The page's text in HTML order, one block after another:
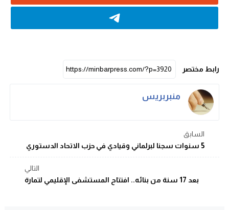
رابط مختصر
منبربريس
السابق
5 سنوات سجنا لبرلماني وقيادي في حزب الاتحاد الدستوري
التالي
بعد 17 سنة من بنائه.. افتتاح المستشفى الإقليمي لتمارة